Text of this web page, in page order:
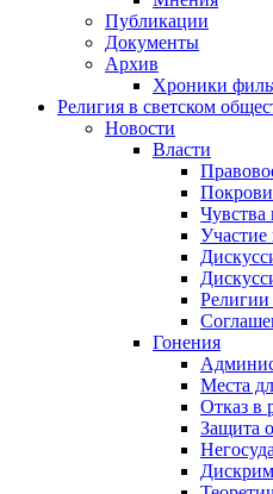
Публикации
Документы
Архив
Хроники
Религия в светском
Новости
Власти
Участие
Религии
Гонения
Места
Отказ в
Защита